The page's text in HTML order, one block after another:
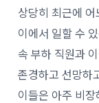
상당히 최근에
이에서 일할 수
속 부하 직원과
존경하고 선망하
이들은 아주 비장